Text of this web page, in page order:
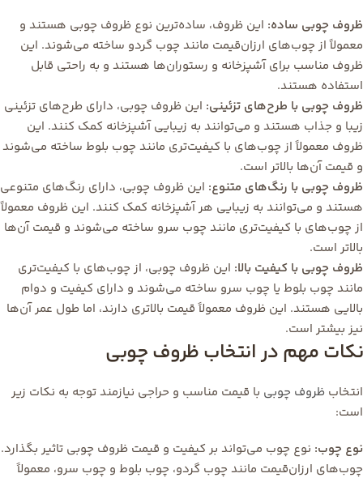
ظروف چوبی ساده: این ظروف، ساده‌ترین نوع ظروف چوبی هستند و
معمولاً از چوب‌های ارزان‌قیمت مانند چوب گردو ساخته می‌شوند. این
ظروف مناسب برای آشپزخانه و رستوران‌ها هستند و به راحتی قابل
استفاده هستند.
ظروف چوبی با طرح‌های تزئینی: این ظروف چوبی، دارای طرح‌های تزئینی
زیبا و جذاب هستند و می‌توانند به زیبایی آشپزخانه کمک کنند. این
ظروف معمولاً از چوب‌های با کیفیت‌تری مانند چوب بلوط ساخته می‌شوند
و قیمت آن‌ها بالاتر است.
ظروف چوبی با رنگ‌های متنوع: این ظروف چوبی، دارای رنگ‌های متنوعی
هستند و می‌توانند به زیبایی هر آشپزخانه کمک کنند. این ظروف معمولاً
از چوب‌های با کیفیت‌تری مانند چوب سرو ساخته می‌شوند و قیمت آن‌ها
بالاتر است.
ظروف چوبی با کیفیت بالا: این ظروف چوبی، از چوب‌های با کیفیت‌تری
مانند چوب بلوط یا چوب سرو ساخته می‌شوند و دارای کیفیت و دوام
بالایی هستند. این ظروف معمولاً قیمت بالاتری دارند، اما طول عمر آن‌ها
نیز بیشتر است.
نکات مهم در انتخاب ظروف چوبی
انتخاب ظروف چوبی با قیمت مناسب و حراجی نیازمند توجه به نکات زیر
است:
نوع چوب: نوع چوب می‌تواند بر کیفیت و قیمت ظروف چوبی تاثیر بگذارد.
چوب‌های ارزان‌قیمت مانند چوب گردو، چوب بلوط و چوب سرو، معمولاً